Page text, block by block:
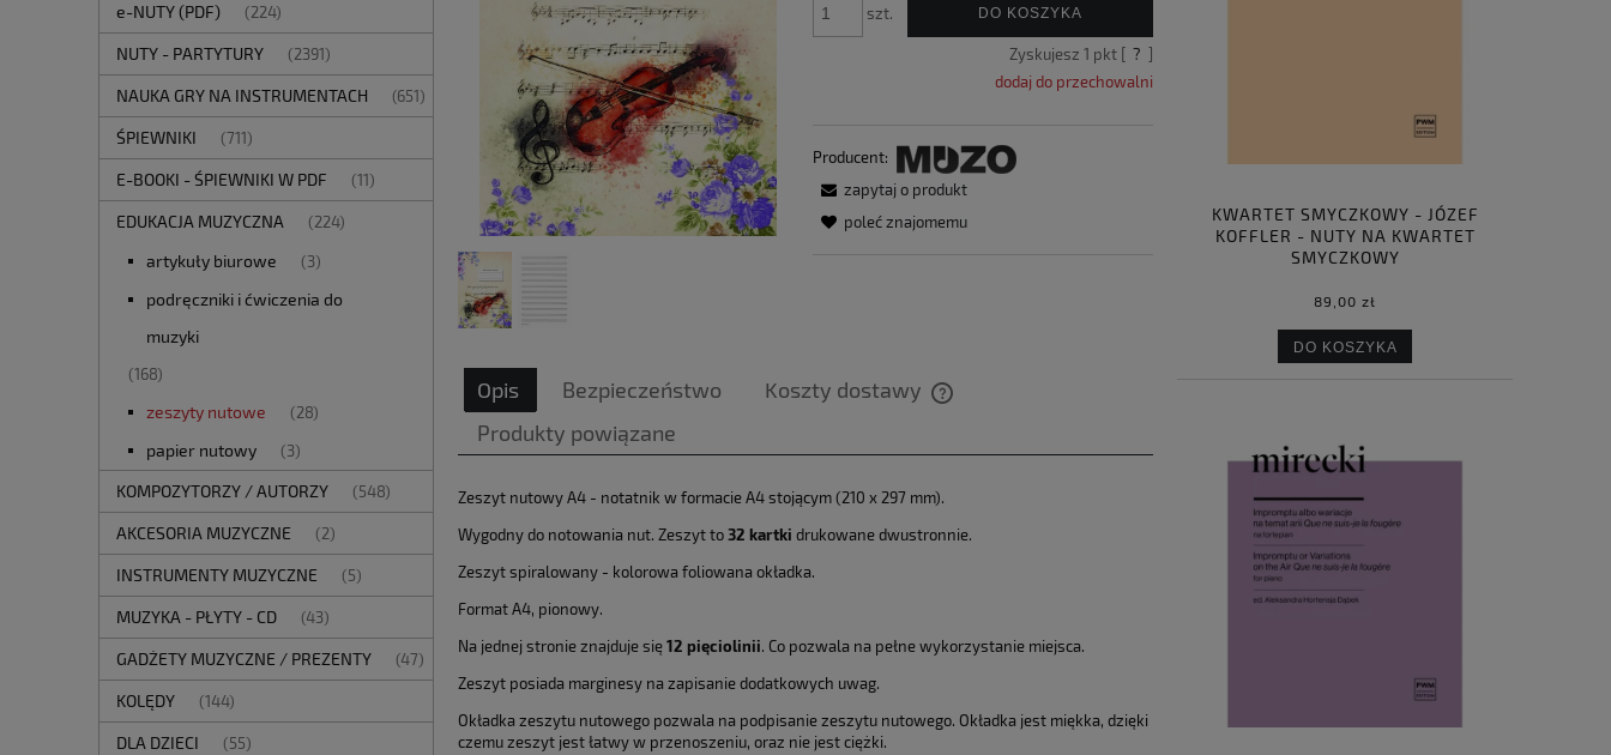
e-NUTY (PDF) (224)
NUTY - PARTYTURY (2391)
NAUKA GRY NA INSTRUMENTACH (651)
ŚPIEWNIKI (711)
E-BOOKI - ŚPIEWNIKI W PDF (11)
EDUKACJA MUZYCZNA (224)
artykuły biurowe (3)
podręczniki i ćwiczenia do
muzyki
(168)
zeszyty nutowe (28)
papier nutowy (3)
KOMPOZYTORZY / AUTORZY (548)
AKCESORIA MUZYCZNE (2)
INSTRUMENTY MUZYCZNE (5)
MUZYKA - PŁYTY - CD (43)
GADŻETY MUZYCZNE / PREZENTY (47)
KOLĘDY (144)
DLA DZIECI (55)
szt. DO KOSZYKA
Zyskujesz 1 pkt [ ? ]
dodaj do przechowalni
Producent:
zapytaj o produkt
poleć znajomemu
Opis Bezpieczeństwo Koszty dostawy
Cena nie zawiera ewentualnych kosztów
Produkty powiązane
Zeszyt nutowy A4 - notatnik w formacie A4 stojącym (210 x 297 mm).
Wygodny do notowania nut. Zeszyt to 32 kartki drukowane dwustronnie.
Zeszyt spiralowany - kolorowa foliowana okładka.
Format A4, pionowy.
Na jednej stronie znajduje się 12 pięciolinii. Co pozwala na pełne wykorzystanie miejsca.
Zeszyt posiada marginesy na zapisanie dodatkowych uwag.
Okładka zeszytu nutowego pozwala na podpisanie zeszytu nutowego. Okładka jest miękka, dzięki
czemu zeszyt jest łatwy w przenoszeniu, oraz nie jest ciężki.
KWARTET SMYCZKOWY - JÓZEF
KOFFLER - NUTY NA KWARTET
SMYCZKOWY
89,00 zł
DO KOSZYKA